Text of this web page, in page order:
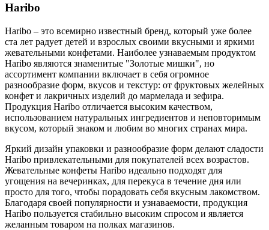
Haribo
Haribo – это всемирно известный бренд, который уже более
ста лет радует детей и взрослых своими вкусными и яркими
жевательными конфетами. Наиболее узнаваемым продуктом
Haribo являются знаменитые "Золотые мишки", но
ассортимент компании включает в себя огромное
разнообразие форм, вкусов и текстур: от фруктовых желейных
конфет и лакричных изделий до мармелада и зефира.
Продукция Haribo отличается высоким качеством,
использованием натуральных ингредиентов и неповторимым
вкусом, который знаком и любим во многих странах мира.
Яркий дизайн упаковки и разнообразие форм делают сладости
Haribo привлекательными для покупателей всех возрастов.
Жевательные конфеты Haribo идеально подходят для
угощения на вечеринках, для перекуса в течение дня или
просто для того, чтобы порадовать себя вкусным лакомством.
Благодаря своей популярности и узнаваемости, продукция
Haribo пользуется стабильно высоким спросом и является
желанным товаром на полках магазинов.